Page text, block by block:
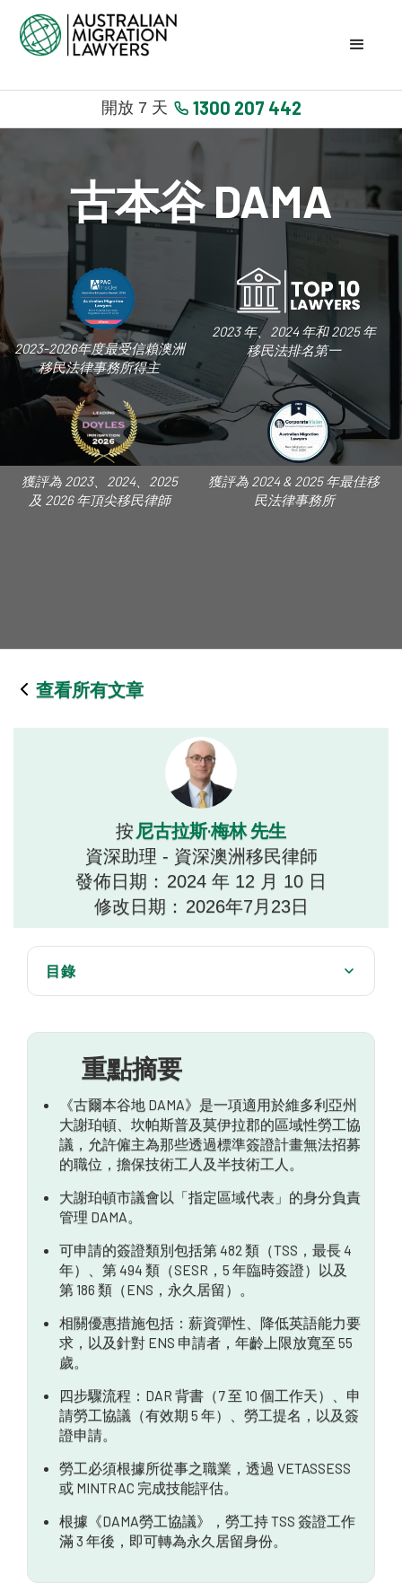
開放 7 天 1300 207 442
古本谷 DAMA
2023-2026年度最受信賴澳洲
移民法律事務所得主
2023 年、2024 年和 2025 年
移民法排名第一
獲評為 2023、2024、2025
及 2026 年頂尖移民律師
獲評為 2024 & 2025 年最佳移
民法律事務所
查看所有文章
按 尼古拉斯·梅林 先生
資深助理 - 資深澳洲移民律師
發佈日期： 2024 年 12 月 10 日
修改日期： 2026年7月23日
目錄
此保證可申請哪些簽證？
有哪些優惠？
流程是什麼？
常見問題
總結
重點摘要
《古爾本谷地 DAMA》是一項適用於維多利亞州
大謝珀頓、坎帕斯普及莫伊拉郡的區域性勞工協
議，允許僱主為那些透過標準簽證計畫無法招募
的職位，擔保技術工人及半技術工人。
大謝珀頓市議會以「指定區域代表」的身分負責
管理 DAMA。
可申請的簽證類別包括第 482 類（TSS，最長 4
年）、第 494 類（SESR，5 年臨時簽證）以及
第 186 類（ENS，永久居留）。
相關優惠措施包括：薪資彈性、降低英語能力要
求，以及針對 ENS 申請者，年齡上限放寬至 55
歲。
四步驟流程：DAR 背書（7 至 10 個工作天）、申
請勞工協議（有效期 5 年）、勞工提名，以及簽
證申請。
勞工必須根據所從事之職業，透過 VETASSESS
或 MINTRAC 完成技能評估。
根據《DAMA勞工協議》，勞工持 TSS 簽證工作
滿 3 年後，即可轉為永久居留身份。